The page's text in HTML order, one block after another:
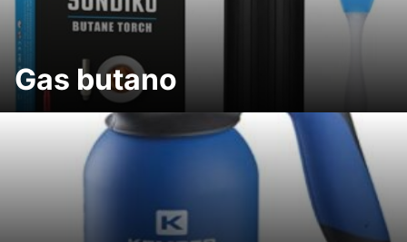
Gas butano